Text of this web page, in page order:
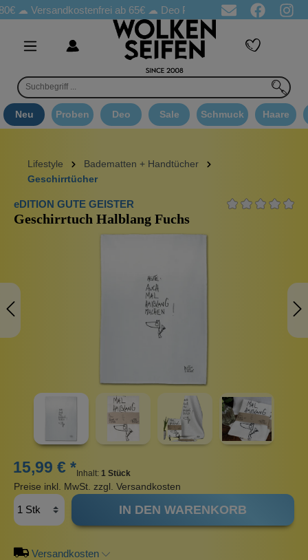
☁Versandkostenfrei ab 65€☁ Deo Proben in jeder Bestellung
Neu Proben Deo Sale Schmuck Haare
Lifestyle
Badematten + Handtücher
Geschirrtücher
eDITION GUTE GEISTER
Geschirrtuch Halblang Fuchs
15,99 € * Inhalt: 1 Stück
Preise inkl. MwSt. zzgl. Versandkosten
IN DEN WARENKORB
Versandkosten